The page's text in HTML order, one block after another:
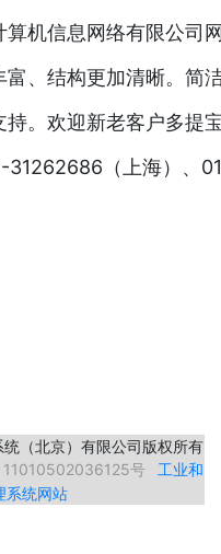
算机信息网络有限公
、结构更加清晰。简
。欢迎新老客户多提
31262686（上海）、
（北京）有限公司版权所有
11010502036125号
工业和
系统网站